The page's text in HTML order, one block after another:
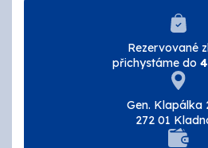
Technické kapaliny
Tmely a lepidla
Štětce, válečky, nářadí
Rezervované
přichystáme do
Gen. Klapálka
272 01